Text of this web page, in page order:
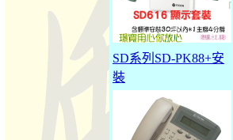
SD系列SD-PK88+安
裝